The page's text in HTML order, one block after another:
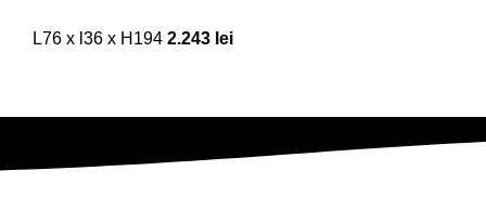
L76 x l36 x H194 2.243 lei